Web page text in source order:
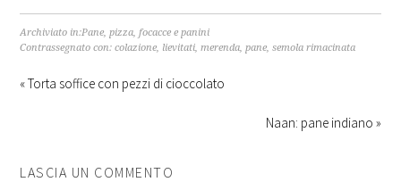
Archiviato in:Pane, pizza, focacce e panini
Contrassegnato con:colazione, lievitati,merenda,pane,semola rimacinata
« Torta soffice con pezzi di cioccolato
Naan: pane indiano »
LASCIA UN COMMENTO